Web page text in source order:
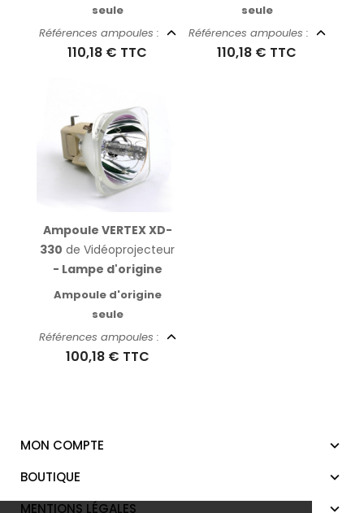
seule
Références ampoules :
110,18 € TTC
seule
Références ampoules :
110,18 € TTC
Ampoule VERTEX XD-
330 de Vidéoprojecteur
- Lampe d'origine
Ampoule d'origine
seule
Références ampoules :
100,18 € TTC
MON COMPTE
BOUTIQUE
MENTIONS LÉGALES